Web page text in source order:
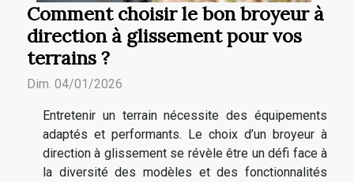
Comment choisir le bon broyeur à
direction à glissement pour vos
terrains ?
Dim. 04/01/2026
Entretenir un terrain nécessite des équipements
adaptés et performants. Le choix d’un broyeur à
direction à glissement se révèle être un défi face à
la diversité des modèles et des fonctionnalités